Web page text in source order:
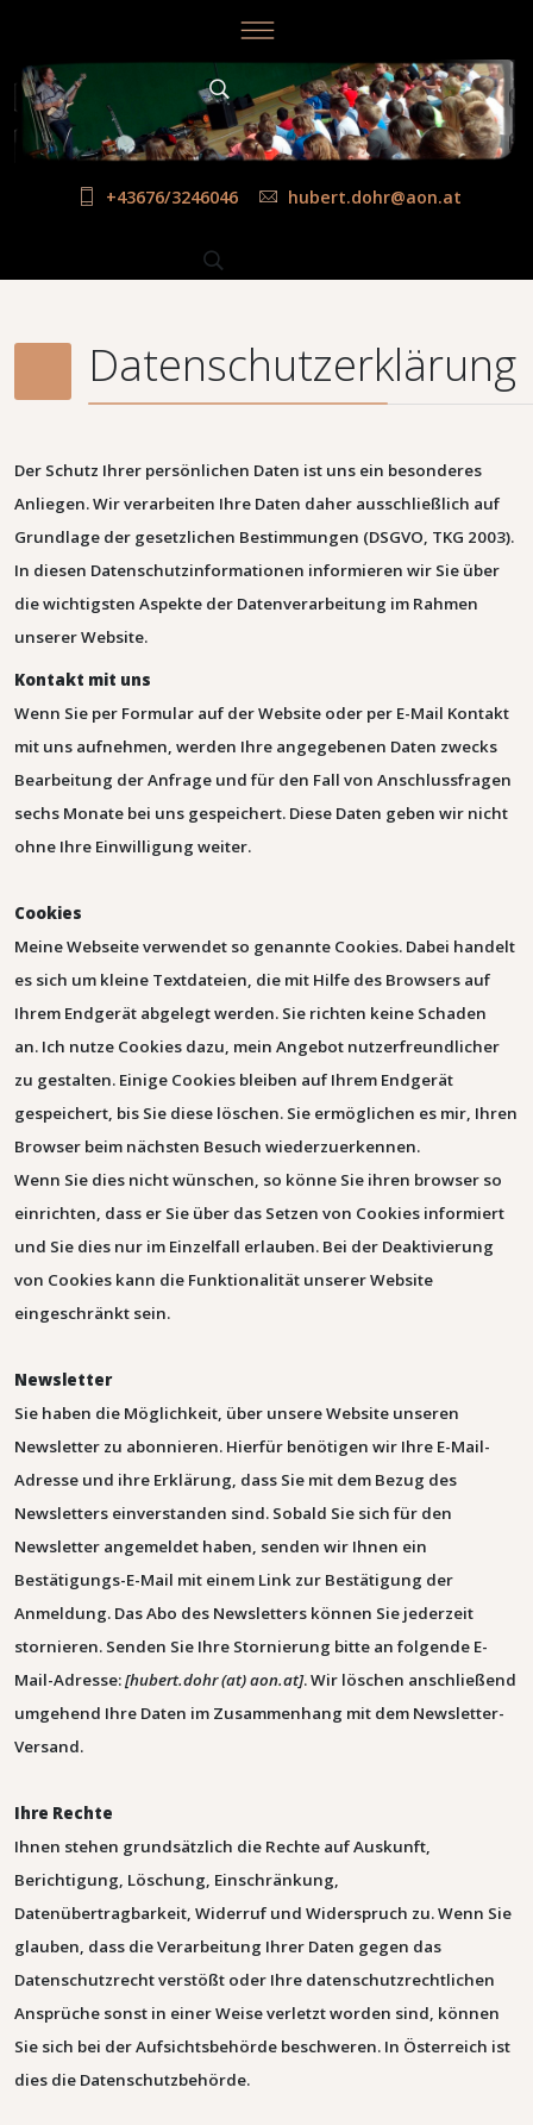
+43676/3246046 hubert.dohr@aon.at
Datenschutzerklärung
Der Schutz Ihrer persönlichen Daten ist uns ein besonderes
Anliegen. Wir verarbeiten Ihre Daten daher ausschließlich auf
Grundlage der gesetzlichen Bestimmungen (DSGVO, TKG 2003).
In diesen Datenschutzinformationen informieren wir Sie über
die wichtigsten Aspekte der Datenverarbeitung im Rahmen
unserer Website.
Kontakt mit uns
Wenn Sie per Formular auf der Website oder per E-Mail Kontakt
mit uns aufnehmen, werden Ihre angegebenen Daten zwecks
Bearbeitung der Anfrage und für den Fall von Anschlussfragen
sechs Monate bei uns gespeichert. Diese Daten geben wir nicht
ohne Ihre Einwilligung weiter.
Cookies
Meine Webseite verwendet so genannte Cookies. Dabei handelt
es sich um kleine Textdateien, die mit Hilfe des Browsers auf
Ihrem Endgerät abgelegt werden. Sie richten keine Schaden
an. Ich nutze Cookies dazu, mein Angebot nutzerfreundlicher
zu gestalten. Einige Cookies bleiben auf Ihrem Endgerät
gespeichert, bis Sie diese löschen. Sie ermöglichen es mir, Ihren
Browser beim nächsten Besuch wiederzuerkennen.
Wenn Sie dies nicht wünschen, so könne Sie ihren browser so
einrichten, dass er Sie über das Setzen von Cookies informiert
und Sie dies nur im Einzelfall erlauben. Bei der Deaktivierung
von Cookies kann die Funktionalität unserer Website
eingeschränkt sein.
Newsletter
Sie haben die Möglichkeit, über unsere Website unseren
Newsletter zu abonnieren. Hierfür benötigen wir Ihre E-Mail-
Adresse und ihre Erklärung, dass Sie mit dem Bezug des
Newsletters einverstanden sind. Sobald Sie sich für den
Newsletter angemeldet haben, senden wir Ihnen ein
Bestätigungs-E-Mail mit einem Link zur Bestätigung der
Anmeldung. Das Abo des Newsletters können Sie jederzeit
stornieren. Senden Sie Ihre Stornierung bitte an folgende E-
Mail-Adresse:[hubert.dohr (at) aon.at]. Wir löschen anschließend
umgehend Ihre Daten im Zusammenhang mit dem Newsletter-
Versand.
Ihre Rechte
Ihnen stehen grundsätzlich die Rechte auf Auskunft,
Berichtigung, Löschung, Einschränkung,
Datenübertragbarkeit, Widerruf und Widerspruch zu. Wenn Sie
glauben, dass die Verarbeitung Ihrer Daten gegen das
Datenschutzrecht verstößt oder Ihre datenschutzrechtlichen
Ansprüche sonst in einer Weise verletzt worden sind, können
Sie sich bei der Aufsichtsbehörde beschweren. In Österreich ist
dies die Datenschutzbehörde.